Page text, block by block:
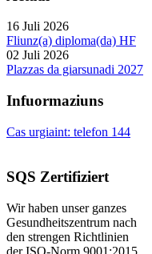
16 Juli 2026
Fliunz(a) diploma(da) HF
02 Juli 2026
Plazzas da giarsunadi 2027
Infuormaziuns
Cas urgiaint: telefon 144
SQS Zertifiziert
Wir haben unser ganzes
Gesundheitszentrum nach
den strengen Richtlinien